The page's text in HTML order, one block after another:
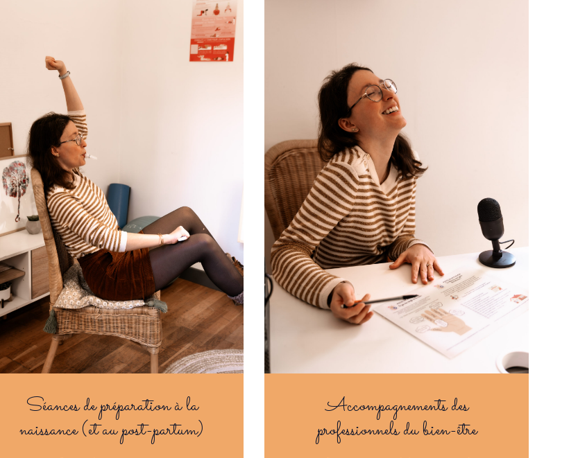
Séances de préparation à la
naissance (et au post-partum)
Accompagnements des
professionnels du bien-être